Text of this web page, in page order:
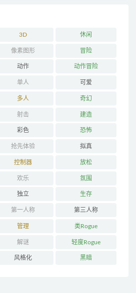
3D 休闲
像素图形 冒险
动作 动作冒险
单人 可爱
多人 奇幻
射击 建造
彩色 恐怖
抢先体验 拟真
控制器 放松
欢乐 氛围
独立 生存
第一人称 第三人称
管理 类Rogue
解谜 轻度Rogue
风格化 黑暗